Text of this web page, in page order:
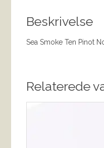
Beskrivelse
Sea Smoke Ten Pinot
Relaterede